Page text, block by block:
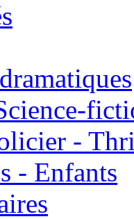
-
- Enfants